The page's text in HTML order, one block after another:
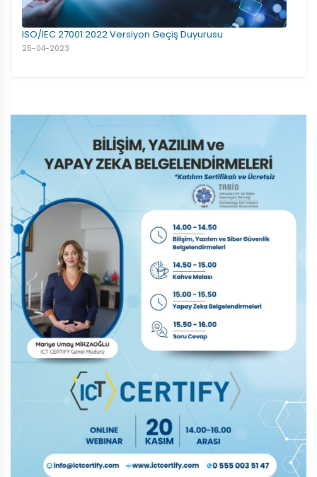
ISO/IEC 27001:2022 Versiyon Geçiş Duyurusu
25-04-2023